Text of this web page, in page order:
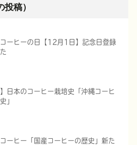
稿）
ーヒーの日【12月1日】記念日登録
た
】日本のコーヒー栽培史「沖縄コーヒ
」
ーヒー「国産コーヒーの歴史」新た